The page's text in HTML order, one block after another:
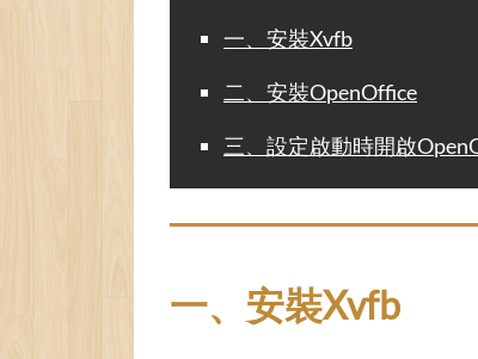
一、安裝Xvfb
二、安裝OpenOffice
三、設定啟動時開啟
一、安裝Xvfb